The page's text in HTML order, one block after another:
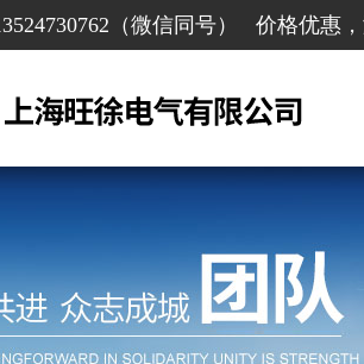
（微信同号） 价格优惠